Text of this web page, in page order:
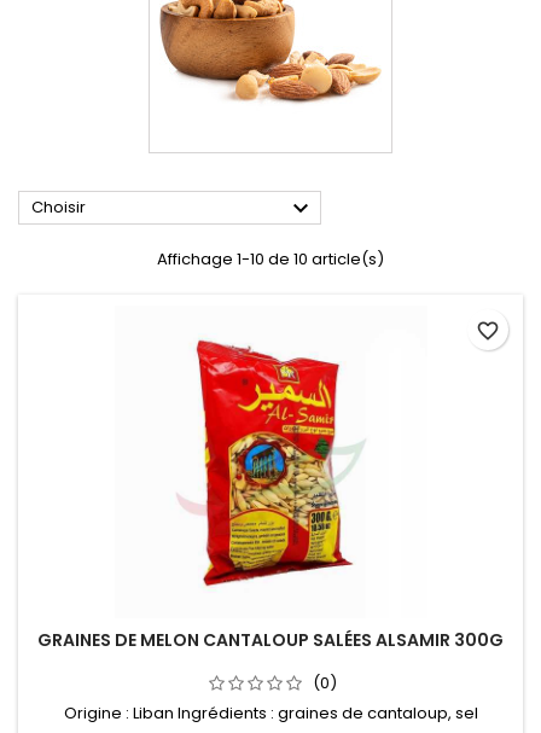
Choisir 
Affichage 1-10 de 10 article(s)
GRAINES DE MELON CANTALOUP SALÉES ALSAMIR 300G
(0)
Origine : Liban Ingrédients : graines de cantaloup, sel
favorite_border